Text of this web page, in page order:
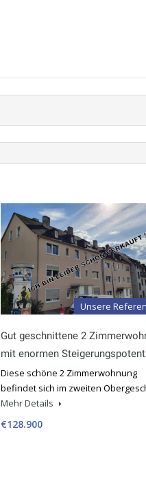
Unsere
Gut geschnittene 2
mit enormen
Diese schöne 2 Zimmerwohnung
befindet sich im zweiten
Mehr Details
€128.900